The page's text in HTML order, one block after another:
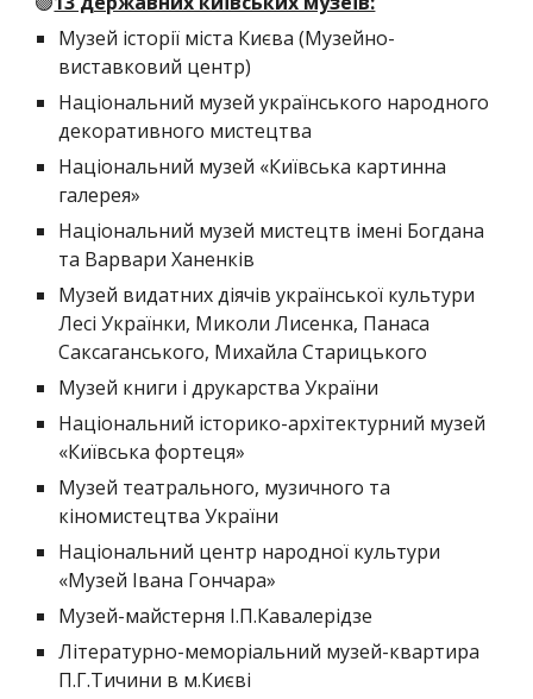
Музей історії міста Києва (Музейно-
виставковий центр)
Національний музей українського народного
декоративного мистецтва
Національний музей «Київська картинна
галерея»
Національний музей мистецтв імені Богдана
та Варвари Ханенків
Музей видатних діячів української культури
Лесі Українки, Миколи Лисенка, Панаса
Саксаганського, Михайла Старицького
Музей книги і друкарства України
Національний історико-архітектурний музей
«Київська фортеця»
Музей театрального, музичного та
кіномистецтва України
Національний центр народної культури
«Музей Івана Гончара»
Музей-майстерня І.П.Кавалерідзе
Літературно-меморіальний музей-квартира
П.Г.Тичини в м.Києві